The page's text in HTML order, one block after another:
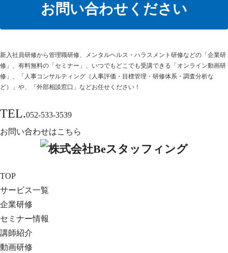
お問い合わせください
新⼊社員研修から管理職研修、メンタルヘルス・ハラスメント研修などの「企業研
修」、有料無料の「セミナー」、いつでもどこでも受講できる「オンライン動画研
修」、「人事コンサルティング（人事評価・目標管理・研修体系・調査分析な
ど）」や、「外部相談窓口」などお任せください！
TEL.052-533-3539
お問い合わせはこちら
TOP
サービス一覧
企業研修
セミナー情報
講師紹介
動画研修